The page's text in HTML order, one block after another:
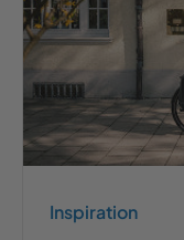
Inspiration